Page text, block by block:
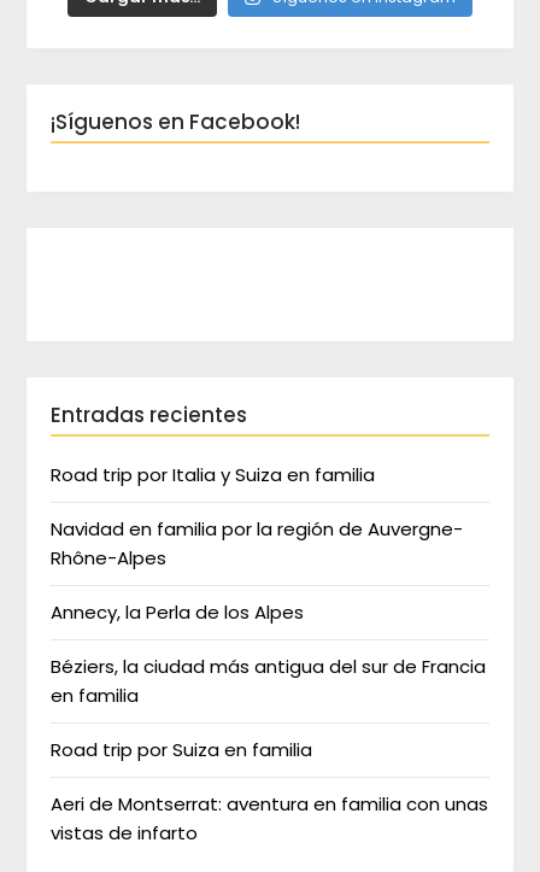
¡Síguenos en Facebook!
Entradas recientes
Road trip por Italia y Suiza en familia
Navidad en familia por la región de Auvergne-
Rhône-Alpes
Annecy, la Perla de los Alpes
Béziers, la ciudad más antigua del sur de Francia
en familia
Road trip por Suiza en familia
Aeri de Montserrat: aventura en familia con unas
vistas de infarto